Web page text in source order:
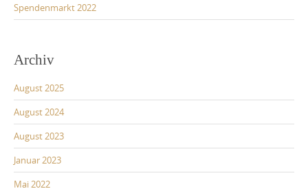
Spendenmarkt 2022
Archiv
August 2025
August 2024
August 2023
Januar 2023
Mai 2022